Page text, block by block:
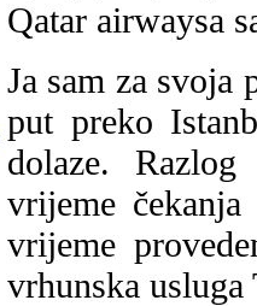
Qatar airwaysa
Ja sam za svoja
put preko
dolaze.
vrijeme
vrijeme
vrhunska